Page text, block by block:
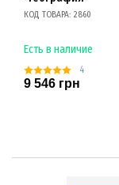
КОД ТОВАРА: 2860
Есть в наличие
4
9 546 грн